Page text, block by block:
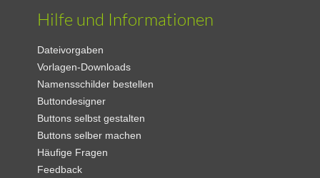
Hilfe und Informationen
Dateivorgaben
Vorlagen-Downloads
Namensschilder bestellen
Buttondesigner
Buttons selbst gestalten
Buttons selber machen
Häufige Fragen
Feedback